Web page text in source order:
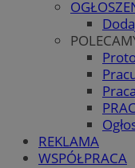
REKLAMA
WSPÓŁPRACA